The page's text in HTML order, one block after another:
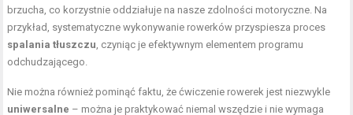
brzucha, co korzystnie oddziałuje na nasze zdolności motoryczne. Na
przykład, systematyczne wykonywanie rowerków przyspiesza proces
spalania tłuszczu, czyniąc je efektywnym elementem programu
odchudzającego.
Nie można również pominąć faktu, że ćwiczenie rowerek jest niezwykle
uniwersalne – można je praktykować niemal wszędzie i nie wymaga